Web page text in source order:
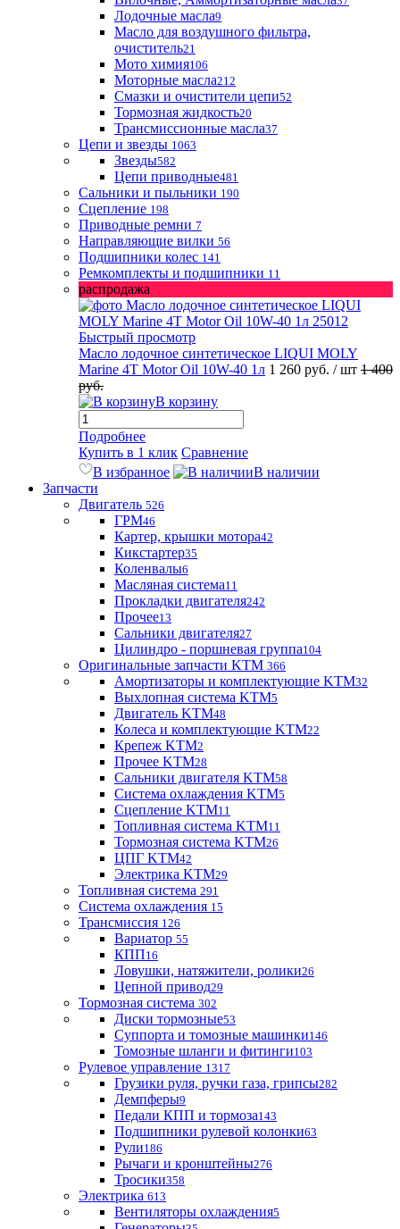
Лодочные масла9
Масло для воздушного фильтра,
очиститель21
Мото химия106
Моторные масла212
Смазки и очистители цепи52
Тормозная жидкость20
Трансмиссионные масла37
Цепи и звезды 1063
Звезды582
Цепи приводные481
Сальники и пыльники 190
Сцепление 198
Приводные ремни 7
Направляющие вилки 56
Подшипники колес 141
Ремкомплекты и подшипники 11
распродажа
Быстрый просмотр
Масло лодочное синтетическое LIQUI MOLY
Marine 4T Motor Oil 10W-40 1л 1 260 руб. / шт 1 400
руб.
В корзину
Подробнее
Купить в 1 клик Сравнение
В избранное
В наличии
Запчасти
Двигатель 526
ГРМ46
Картер, крышки мотора42
Кикстартер35
Коленвалы6
Масляная система11
Прокладки двигателя242
Прочее13
Сальники двигателя27
Цилиндро - поршневая группа104
Оригинальные запчасти KTM 366
Амортизаторы и комплектующие KTM32
Выхлопная система KTM5
Двигатель KTM48
Колеса и комплектующие KTM22
Крепеж KTM2
Прочее KTM28
Сальники двигателя KTM58
Система охлаждения KTM5
Сцепление KTM11
Топливная система KTM11
Тормозная система KTM26
ЦПГ KTM42
Электрика KTM29
Топливная система 291
Система охлаждения 15
Трансмиссия 126
Вариатор 55
КПП16
Ловушки, натяжители, ролики26
Цепной привод29
Тормозная система 302
Диски тормозные53
Суппорта и томозные машинки146
Томозные шланги и фитинги103
Рулевое управление 1317
Грузики руля, ручки газа, грипсы282
Демпферы9
Педали КПП и тормоза143
Подшипники рулевой колонки63
Рули186
Рычаги и кронштейны276
Тросики358
Электрика 613
Вентиляторы охлаждения5